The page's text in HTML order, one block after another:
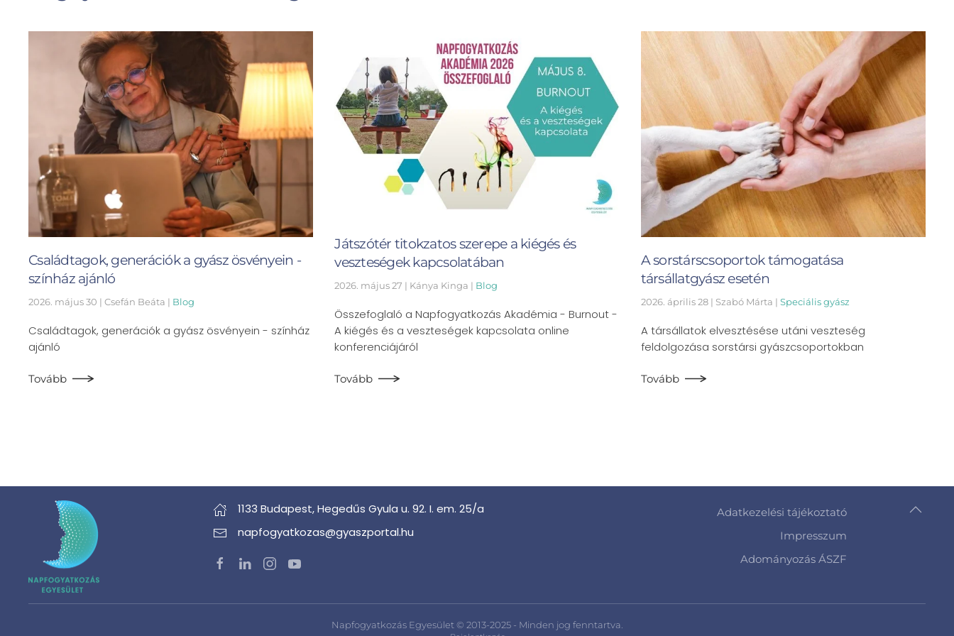
Családtagok, generációk a gyász ösvényein -
színház ajánló
2026. május 30 | Csefán Beáta | Blog
Családtagok, generációk a gyász ösvényein - színház
ajánló
Tovább
Játszótér titokzatos szerepe a kiégés és
veszteségek kapcsolatában
2026. május 27 | Kánya Kinga | Blog
Összefoglaló a Napfogyatkozás Akadémia - Burnout -
A kiégés és a veszteségek kapcsolata online
konferenciájáról
Tovább
A sorstárscsoportok támogatása
társállatgyász esetén
2026. április 28| Szabó Márta | Speciális gyász
A társállatok elvesztésése utáni veszteség
feldolgozása sorstársi gyászcsoportokban
Tovább
1133 Budapest,Hegedűs Gyula u. 92. I. em. 25/a
napfogyatkozas@gyaszportal.hu
Adatkezelési tájékoztató
Impresszum
Adományozás ÁSZF
Napfogyatkozás Egyesület © 2013-2025 - Minden jog fenntartva.